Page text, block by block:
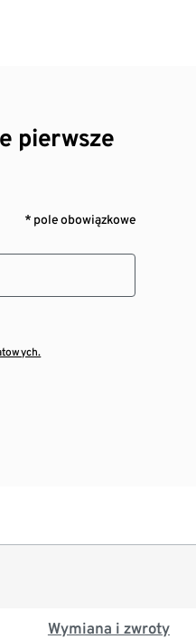
pierwsze
* pole obowiązkowe
Wymiana i zwroty